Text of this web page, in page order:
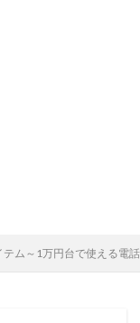
テム～1万円台で使える電